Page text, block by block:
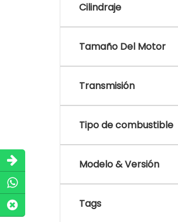
Cilindraje
Tamaño Del Motor
Transmisión
Tipo de combustible
Modelo & Versión
Tags